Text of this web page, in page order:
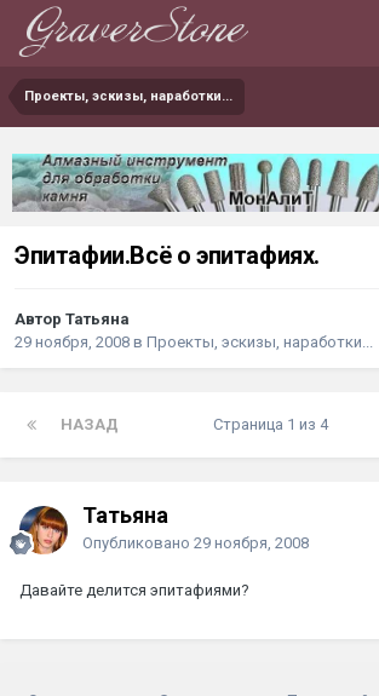
Проекты, эскизы, наработки...
Эпитафии.Всё о эпитафиях.
Автор Татьяна
29 ноября, 2008 в Проекты, эскизы, наработки...
НАЗАД Страница 1 из 4
Татьяна
Опубликовано 29 ноября, 2008
Давайте делится эпитафиями?